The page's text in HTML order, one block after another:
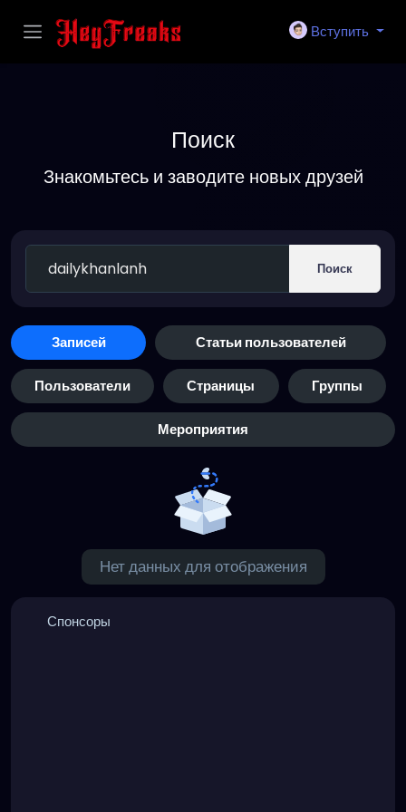
Вступить
Поиск
Знакомьтесь и заводите новых друзей
Поиск
Записей Статьи пользователей
Пользователи Страницы Группы
Мероприятия
Нет данных для отображения
Спонсоры